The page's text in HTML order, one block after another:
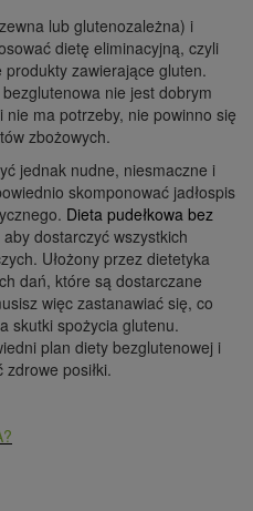
lub glutenozależna) i
dietę eliminacyjną, czyli
produkty zawierające gluten.
nie jest dobrym
ma potrzeby, nie powinno się
zbożowych.
jednak nudne, niesmaczne i
skomponować jadłospis
Dieta pudełkowa bez
dostarczyć wszystkich
Ułożony przez dietetyka
dań, które są dostarczane
więc zastanawiać się, co
skutki spożycia glutenu.
plan diety bezglutenowej i
posiłki.